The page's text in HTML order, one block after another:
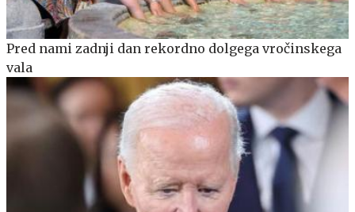
Pred nami zadnji dan rekordno dolgega vročinskega
vala